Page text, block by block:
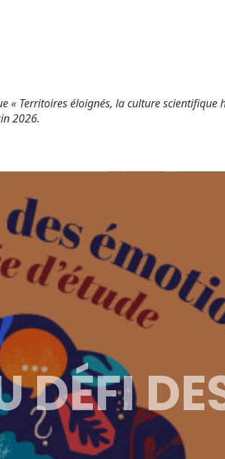
« Territoires éloignés, la culture scientifique
2026.
DÉFI